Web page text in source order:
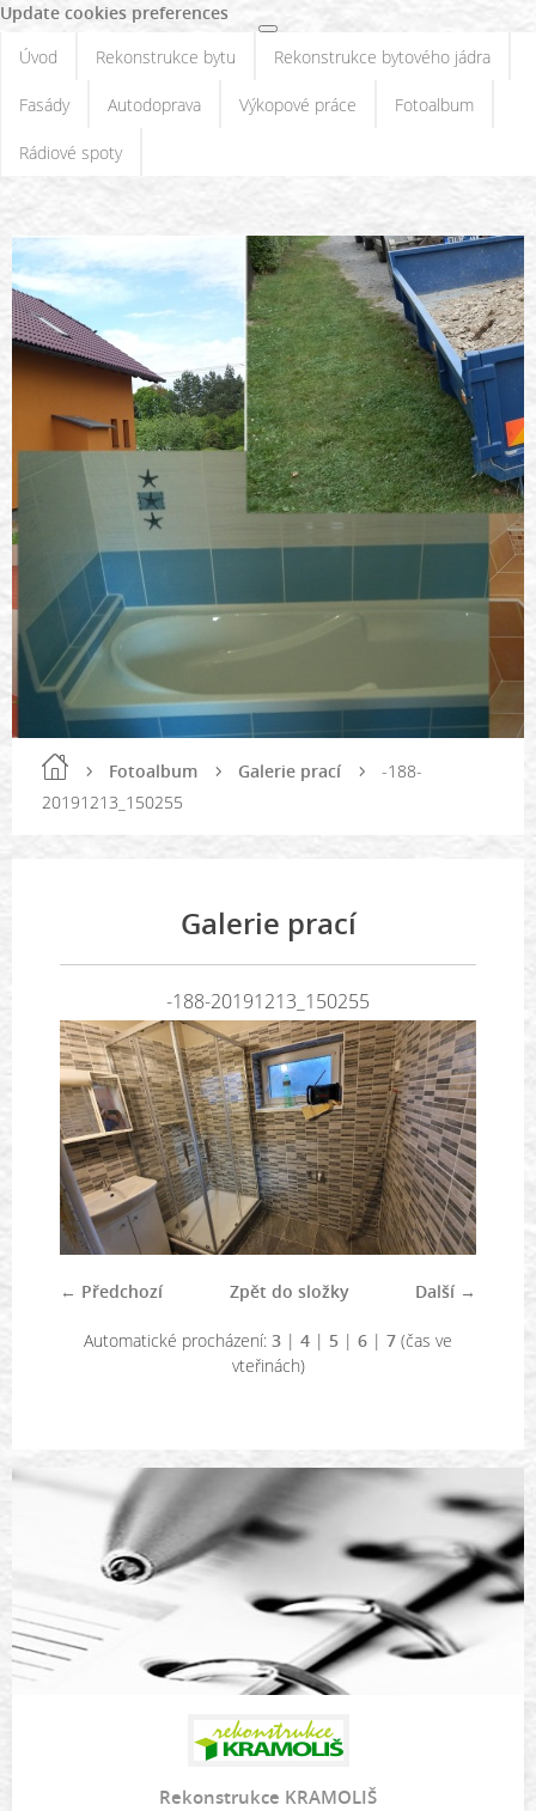
Update cookies preferences
Úvod
Rekonstrukce bytu Rekonstrukce bytového jádra
Fasády Autodoprava Výkopové práce Fotoalbum
Rádiové spoty
Fotoalbum Galerie prací
-188-
20191213_150255
Galerie prací
-188-20191213_150255
← Předchozí Další →
Zpět do složky
Automatické procházení: 3 | 4 | 5 | 6 | 7 (čas ve
vteřinách)
Rekonstrukce KRAMOLIŠ